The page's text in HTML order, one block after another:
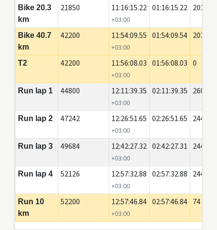
Bike 20.3
km
21850 11:16:15.22
+03:00
01:16:15.22 20350
Bike 40.7
km
42200 11:54:09.55
+03:00
01:54:09.54 20350
T2 42200 11:56:08.03
+03:00
01:56:08.03 0
Run lap 1 44800 12:11:39.35
+03:00
02:11:39.35 2600
Run lap 2 47242 12:26:51.65
+03:00
02:26:51.65 2442
Run lap 3 49684 12:42:27.32
+03:00
02:42:27.31 2442
Run lap 4 52126 12:57:32.88
+03:00
02:57:32.88 2442
Run 10
km
52200 12:57:46.84
+03:00
02:57:46.84 74